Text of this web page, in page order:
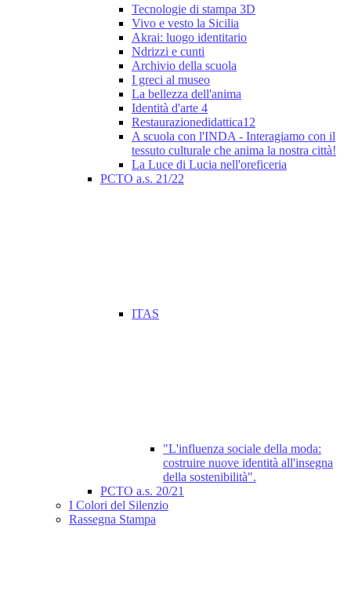
Tecnologie di stampa 3D
Vivo e vesto la Sicilia
Akrai: luogo identitario
Ndrizzi e cunti
Archivio della scuola
I greci al museo
La bellezza dell'anima
Identità d'arte 4
Restaurazionedidattica12
A scuola con l'INDA - Interagiamo con il
tessuto culturale che anima la nostra città!
La Luce di Lucia nell'oreficeria
PCTO a.s. 21/22
ITAS
"L'influenza sociale della moda:
costruire nuove identità all'insegna
della sostenibilità".
PCTO a.s. 20/21
I Colori del Silenzio
Rassegna Stampa